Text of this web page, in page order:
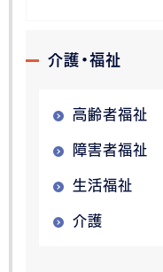
介護・福祉
高齢者福祉
障害者福祉
生活福祉
介護